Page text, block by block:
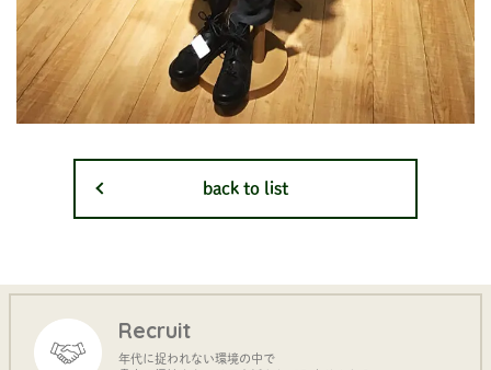
back to list
Recruit
年代に捉われない環境の中で